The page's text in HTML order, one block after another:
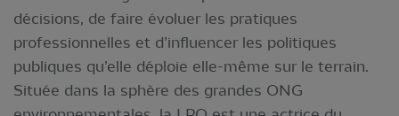
décisions, de faire évoluer les pratiques
professionnelles et d’influencer les politiques
publiques qu’elle déploie elle-même sur le terrain.
Située dans la sphère des grandes ONG